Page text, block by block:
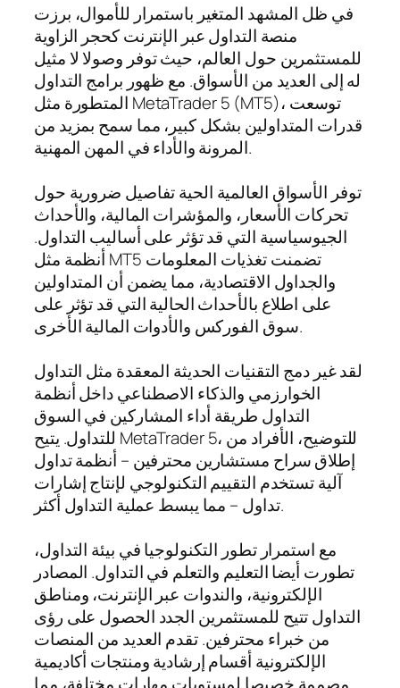
في ظل المشهد المتغير باستمرار للأموال، برزت
منصة التداول عبر الإنترنت كحجر الزاوية
للمستثمرين حول العالم، حيث توفر وصولا لا مثيل
له إلى العديد من الأسواق. مع ظهور برامج التداول
المتطورة مثل MetaTrader 5 (MT5)، توسعت
قدرات المتداولين بشكل كبير، مما سمح بمزيد من
المرونة والأداء في المهن المهنية.
توفر الأسواق العالمية الحية تفاصيل ضرورية حول
تحركات الأسعار، والمؤشرات المالية، والأحداث
الجيوسياسية التي قد تؤثر على أساليب التداول.
أنظمة مثل MT5 تضمنت تغذيات المعلومات
والجداول الاقتصادية، مما يضمن أن المتداولين
على اطلاع بالأحداث الحالية التي قد تؤثر على
سوق الفوركس والأدوات المالية الأخرى.
لقد غير دمج التقنيات الحديثة المعقدة مثل التداول
الخوارزمي والذكاء الاصطناعي داخل أنظمة
التداول طريقة أداء المشاركين في السوق
للتداول. يتيح MetaTrader 5، للتوضيح، الأفراد من
إطلاق سراح مستشارين محترفين – أنظمة تداول
آلية تستخدم التقييم التكنولوجي لإنتاج إشارات
تداول – مما يبسط عملية التداول أكثر.
مع استمرار تطور التكنولوجيا في بيئة التداول،
تطورت أيضا التعليم والتعلم في التداول. المصادر
الإلكترونية، والندوات عبر الإنترنت، ومناطق
التداول تتيح للمستثمرين الجدد الحصول على رؤى
من خبراء محترفين. تقدم العديد من المنصات
الإلكترونية أقسام إرشادية ومنتجات أكاديمية